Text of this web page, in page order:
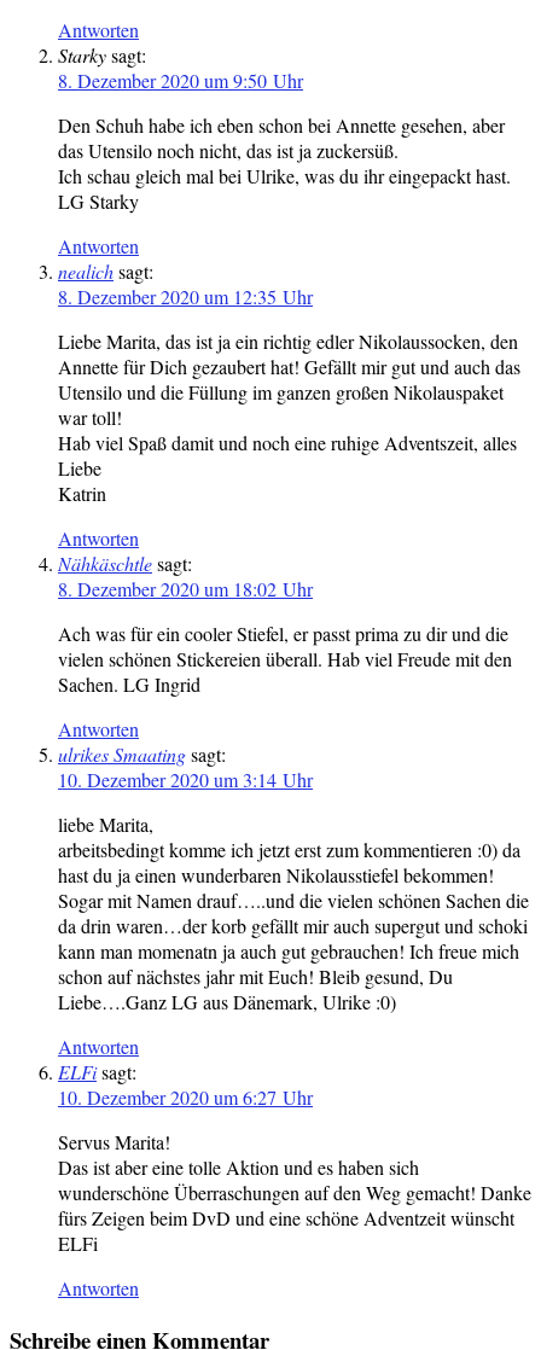
Antworten
Starkysagt:
8. Dezember 2020 um 9:50 Uhr
Den Schuh habe ich eben schon bei Annette gesehen, aber
das Utensilo noch nicht, das ist ja zuckersüß.
Ich schau gleich mal bei Ulrike, was du ihr eingepackt hast.
LG Starky
Antworten
nealichsagt:
8. Dezember 2020 um 12:35 Uhr
Liebe Marita, das ist ja ein richtig edler Nikolaussocken, den
Annette für Dich gezaubert hat! Gefällt mir gut und auch das
Utensilo und die Füllung im ganzen großen Nikolauspaket
war toll!
Hab viel Spaß damit und noch eine ruhige Adventszeit, alles
Liebe
Katrin
Antworten
Nähkäschtlesagt:
8. Dezember 2020 um 18:02 Uhr
Ach was für ein cooler Stiefel, er passt prima zu dir und die
vielen schönen Stickereien überall. Hab viel Freude mit den
Sachen. LG Ingrid
Antworten
ulrikes Smaatingsagt:
10. Dezember 2020 um 3:14 Uhr
liebe Marita,
arbeitsbedingt komme ich jetzt erst zum kommentieren :0) da
hast du ja einen wunderbaren Nikolausstiefel bekommen!
Sogar mit Namen drauf…..und die vielen schönen Sachen die
da drin waren…der korb gefällt mir auch supergut und schoki
kann man momenatn ja auch gut gebrauchen! Ich freue mich
schon auf nächstes jahr mit Euch! Bleib gesund, Du
Liebe….Ganz LG aus Dänemark, Ulrike :0)
Antworten
ELFisagt:
10. Dezember 2020 um 6:27 Uhr
Servus Marita!
Das ist aber eine tolle Aktion und es haben sich
wunderschöne Überraschungen auf den Weg gemacht! Danke
fürs Zeigen beim DvD und eine schöne Adventzeit wünscht
ELFi
Antworten
Schreibe einen Kommentar